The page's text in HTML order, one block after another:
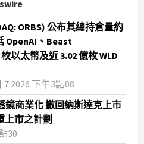
ORBS) 公布其總持倉量約
OpenAI、Beast
以太幣及近 3.02 億枚 WLD
2026 下午3點08
商業化 撤回納斯達克上市
上市之計劃
30